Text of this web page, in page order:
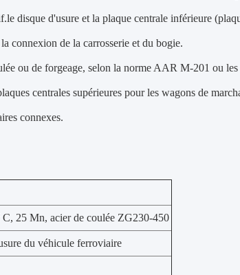
disque d'usure et la plaque centrale inférieure
connexion de la carrosserie et du bogie.
ou de forgeage, selon la norme AAR M-201 ou
centrales supérieures pour les wagons de
connexes.
25 Mn, acier de coulée ZG230-450
du véhicule ferroviaire